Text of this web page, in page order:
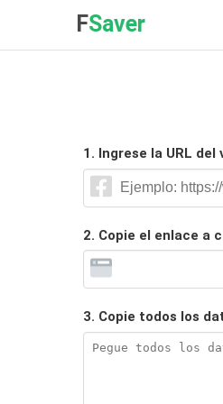
FSaver
1. Ingrese la URL
2. Copie el enlace a
3. Copie todos los